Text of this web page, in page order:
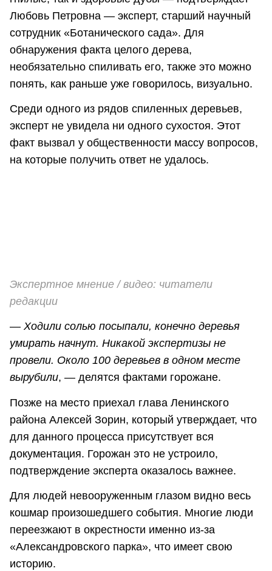
Любовь Петровна — эксперт, старший научный
сотрудник «Ботанического сада». Для
обнаружения факта целого дерева,
необязательно спиливать его, также это можно
понять, как раньше уже говорилось, визуально.
Среди одного из рядов спиленных деревьев,
эксперт не увидела ни одного сухостоя. Этот
факт вызвал у общественности массу вопросов,
на которые получить ответ не удалось.
Экспертное мнение / видео: читатели
редакции
— Ходили солью посыпали, конечно деревья
умирать начнут. Никакой экспертизы не
провели. Около 100 деревьев в одном месте
вырубили, — делятся фактами горожане.
Позже на место приехал глава Ленинского
района Алексей Зорин, который утверждает, что
для данного процесса присутствует вся
документация. Горожан это не устроило,
подтверждение эксперта оказалось важнее.
Для людей невооруженным глазом видно весь
кошмар произошедшего события. Многие люди
переезжают в окрестности именно из-за
«Александровского парка», что имеет свою
историю.